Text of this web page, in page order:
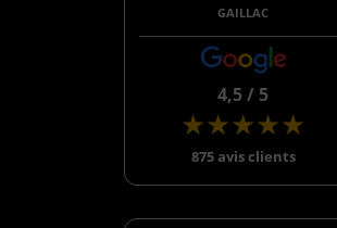
GAILLAC
4,5 / 5
★★★★★
875 avis clients